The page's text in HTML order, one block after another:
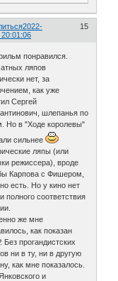
15
2022-
понравился.
ляпов
нет, за
как уже
Сергей
шлепанья по
Но в "Ходе королевы"
сильнее
ляпы (или
режиссера), вроде
Карпова с Фишером,
есть. Но у кино нет
полного соответствия
же мне
как показан
прогандистских
ни в ту, ни в другую
как мне показалось.
и